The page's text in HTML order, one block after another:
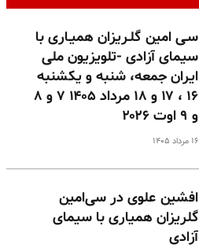
سـی امین گلـریزان همیـاری با
سیمای آزادی -تلویزیون ملی
ایران جمعه، شنبه و یکشنبه
۱۶ ، ۱۷ و ۱۸ مرداد ۱۴۰۵ ۷ و ۸
و ۹ اوت ۲۰۲۶
۱۶ مرداد ۱۴۰۵
افشین علوی در سی‌امین
گلریزان همیاری با سیمای
آزادی